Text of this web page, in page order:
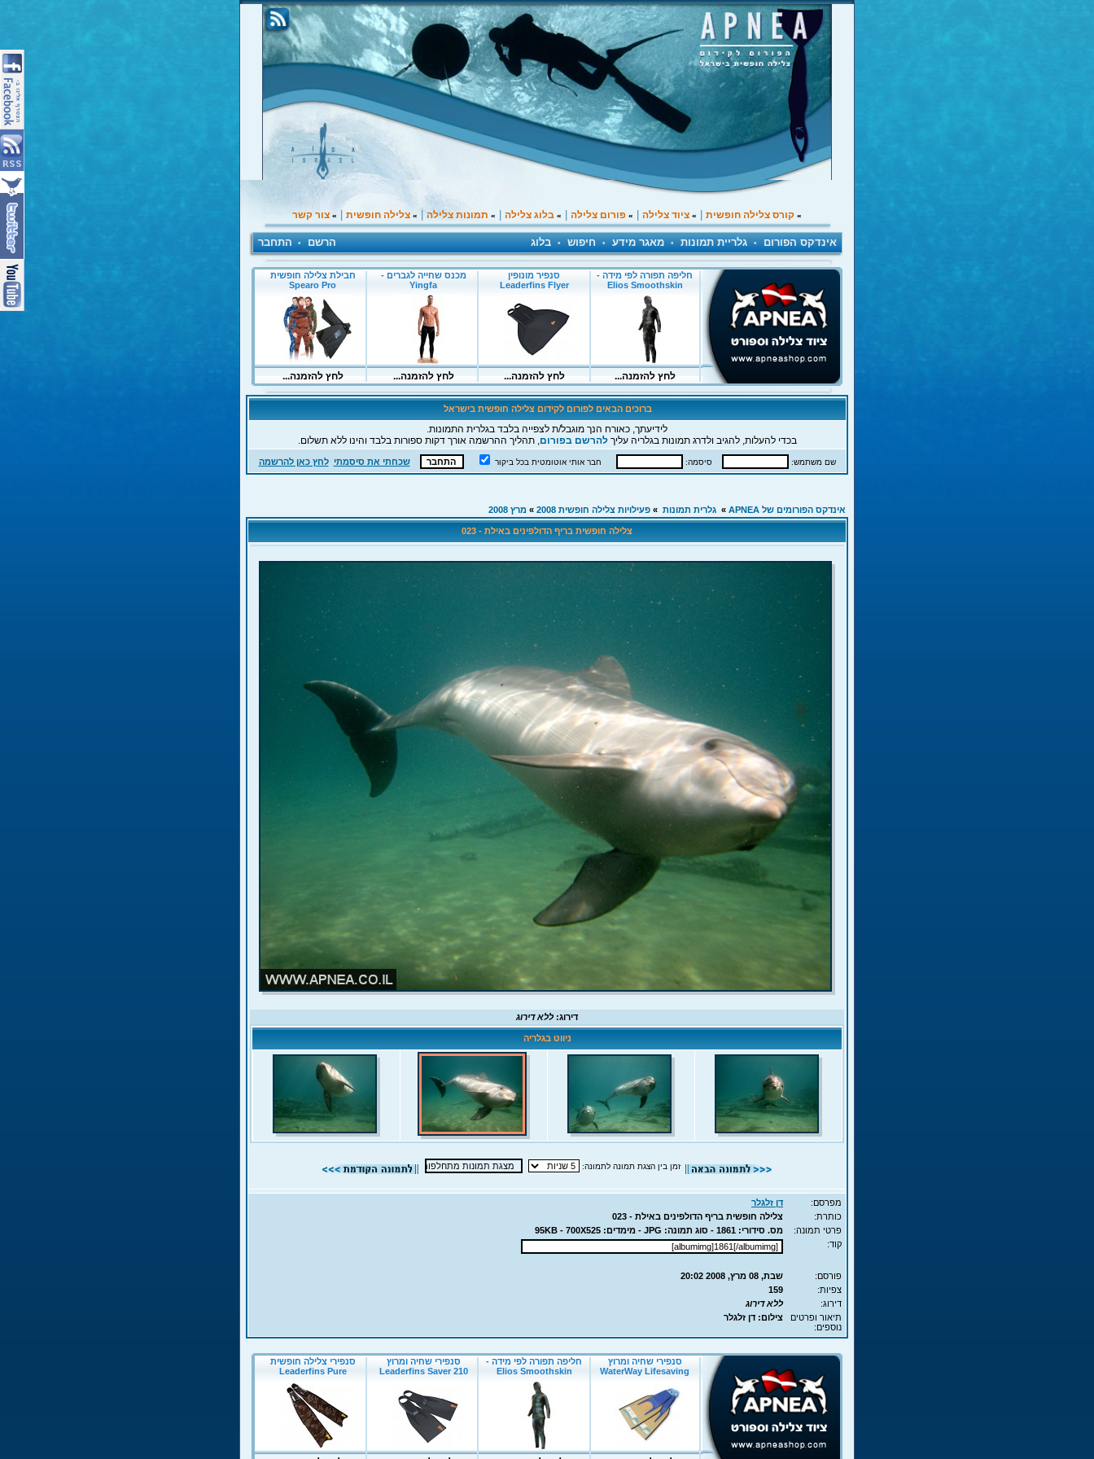
» קורס צלילה חופשית |
» ציוד צלילה |
» פורום צלילה |
» בלוג צלילה |
» תמונות צלילה |
» צלילה חופשית |
» צור קשר
אינדקס הפורום • גלריית תמונות • מאגר מידע • חיפוש • בלוג הרשם • התחבר
ברוכים הבאים לפורום לקידום צלילה חופשית בישראל
לידיעתך, כאורח הנך מוגבל/ת לצפייה בלבד בגלרית התמונות.
בכדי להעלות, להגיב ולדרג תמונות בגלריה עליךלהרשם בפורום, תהליך ההרשמה אורך דקות ספורות בלבד והינו ללא תשלום.
שם משתמש: סיסמה: חבר אותי אוטומטית בכל ביקור שכחתי את סיסמתי לחץ כאן להרשמה
אינדקס הפורומים של APNEA » גלרית תמונות » פעילויות צלילה חופשית 2008 » מרץ 2008
צלילה חופשית בריף הדולפינים באילת - 023
דירוג:ללא דירוג
ניווט בגלריה
זמן בין הצגת תמונה לתמונה:
מפרסם:
דן זלגלר
כותרת:
צלילה חופשית בריף הדולפינים באילת - 023
פרטי תמונה:
מס. סידורי: 1861 - סוג תמונה: JPG - מימדים: 95KB - 700X525
קוד:
פורסם:
שבת, 08 מרץ, 2008 20:02
צפיות:
159
דירוג:
ללא דירוג
תיאור ופרטים
נוספים:
צילום: דן זלגלר